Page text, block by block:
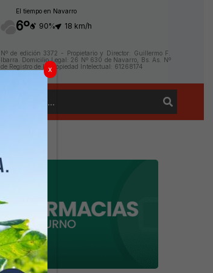
El tiempo en Navarro
6º 90% 18 km/h
Nº de edición 3372 - Propietario y Director: Guillermo F.
Ibarra. Domicilio Legal: 26 Nº 630 de Navarro, Bs. As. Nº
de Registro de la Propiedad Intelectual: 61268174
x